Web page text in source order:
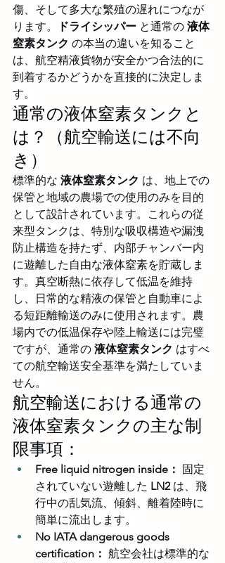
傷、そして多大な繁殖の遅れにつなが
ります。
ドライシッパー と通常の 液体
窒素タンク の本当の違いを知ること
は、航空精液貨物が安全かつ合法的に
到着するかどうかを直接的に決定しま
す。
通常の液体窒素タンクと
は？（航空輸送には不向
き）
標準的な 液体窒素タンク は、地上での
保管と地域の農場での使用のみを目的
として設計されています。これらの従
来型タンクは、特別な吸収構造や漏洩
防止構造を持たず、内部チャンバー内
に遊離した自由な液体窒素を貯蔵しま
す。真空断熱に依存して低温を維持
し、日常的な精液の保管と自動車によ
る短距離輸送のみに使用されます。農
場内での低温保存や陸上輸送には完璧
ですが、通常の 液体窒素タンク はすべ
ての航空輸送安全基準を満たしていま
せん。
航空輸送における通常の
液体窒素タンクの主な制
限事項：
Free liquid nitrogen inside： 固定
されていない遊離した LN2 は、飛
行中の乱気流、傾斜、離着陸時に
簡単に流出します。
No IATA dangerous goods
certification： 航空会社は標準的な